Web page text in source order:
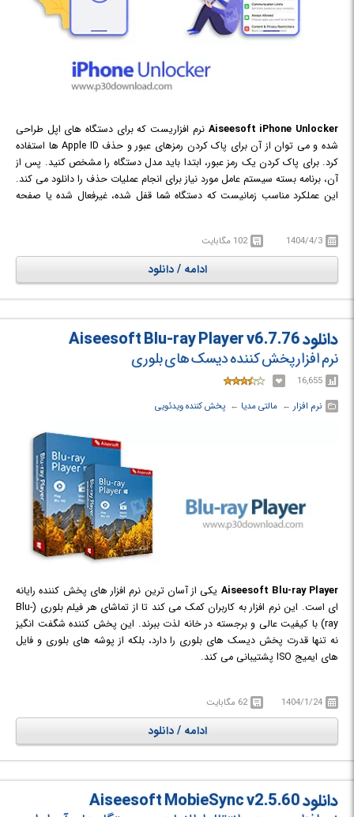
Aiseesoft iPhone Unlocker نرم افزاریست که برای دستگاه های اپل طراحی
شده و می توان از آن برای پاک کردن رمزهای عبور و حذف Apple ID ها استفاده
کرد. برای پاک کردن یک رمز عبور، ابتدا باید مدل دستگاه را مشخص کنید. پس از
آن، برنامه بسته سیستم عامل مورد نیاز برای انجام عملیات حذف را دانلود می کند.
این عملکرد مناسب زمانیست که دستگاه شما قفل شده، غیرفعال شده یا صفحه
غیرفعال باشد، سپس iPhone Unlocker به طور مستقیم Apple ID شما را حذف
می کند. اگر اینطور نیست، در ابتدا لازم است همه تنظیمات را در دستگاه خود
ریست کنید.
شرکت سازنده در حال توسعه است. (Screen Time)
1404/4/3 102 مگابایت
ادامه / دانلود
دانلود Aiseesoft Blu-ray Player v6.7.76
نرم افزار پخش کننده دیسک های بلوری
16,655
نرم افزار ← ‏ مالتی مدیا ← ‏ پخش کننده ویدئویی
Aiseesoft Blu-ray Player یکی از آسان ترین نرم افزار های پخش کننده رایانه
ای است. این نرم افزار به کاربران کمک می کند تا از تماشای هر فیلم بلوری (Blu-
ray) با کیفیت عالی و برجسته در خانه لذت ببرند. این پخش کننده شگفت انگیز
نه تنها قدرت پخش دیسک های بلوری را دارد، بلکه از پوشه های بلوری و فایل
های ایمیج ISO پشتیبانی می کند.
TRP, MKV, MPEG, FLV, WMV, and MP4, و ... است.
1404/1/24 62 مگابایت
ادامه / دانلود
دانلود Aiseesoft MobieSync v2.5.60